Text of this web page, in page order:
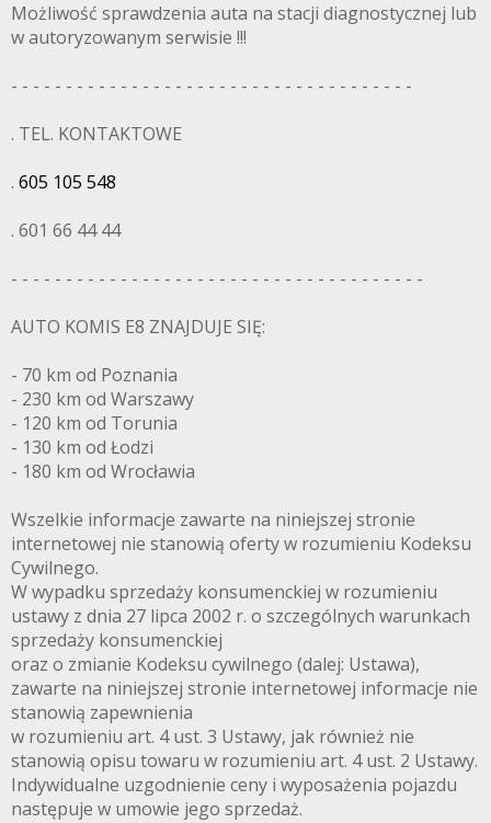
Możliwość sprawdzenia auta na stacji diagnostycznej lub
w autoryzowanym serwisie !!!
- - - - - - - - - - - - - - - - - - - - - - - - - - - - - - - - - - - - -
. TEL. KONTAKTOWE
. 605 105 548
. 601 66 44 44
- - - - - - - - - - - - - - - - - - - - - - - - - - - - - - - - - - - - - -
AUTO KOMIS E8 ZNAJDUJE SIĘ:
- 70 km od Poznania
- 230 km od Warszawy
- 120 km od Torunia
- 130 km od Łodzi
- 180 km od Wrocławia
Wszelkie informacje zawarte na niniejszej stronie
internetowej nie stanowią oferty w rozumieniu Kodeksu
Cywilnego.
W wypadku sprzedaży konsumenckiej w rozumieniu
ustawy z dnia 27 lipca 2002 r. o szczególnych warunkach
sprzedaży konsumenckiej
oraz o zmianie Kodeksu cywilnego (dalej: Ustawa),
zawarte na niniejszej stronie internetowej informacje nie
stanowią zapewnienia
w rozumieniu art. 4 ust. 3 Ustawy, jak również nie
stanowią opisu towaru w rozumieniu art. 4 ust. 2 Ustawy.
Indywidualne uzgodnienie ceny i wyposażenia pojazdu
następuje w umowie jego sprzedaż.